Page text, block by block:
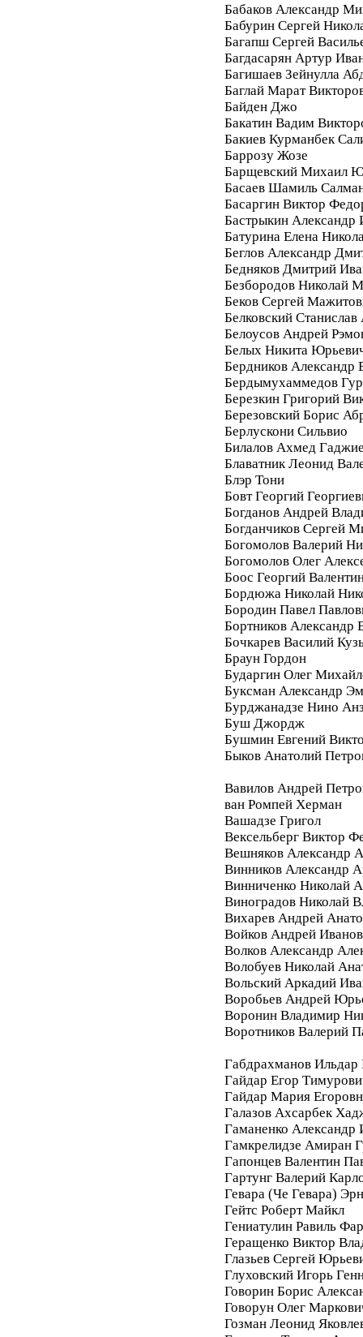
Бабаков Александр
Бабурин Сергей
Багапш Сергей
Багдасарян Артур
Багишаев Зейнулла
Баглай Марат
Байден Джо
Бакатин Вадим
Бакиев Курманбек
Баррозу Жозе
Барщевский Михаил
Басаев Шамиль
Басаргин Виктор
Бастрыкин Александр
Батурина Елена
Беглов Александр
Бедняков Дмитрий
Безбородов Николай
Беков Сергей
Белковский
Белоусов Андрей
Белых Никита
Бердников Александр
Бердымухаммедов
Березкин Григорий
Березовский Борис
Берлускони Сильвио
Билалов Ахмед
Блаватник Леонид
Блэр Тони
Бовт Георгий
Богданов Андрей
Богданчиков Сергей
Богомолов Валерий
Богомолов Олег
Боос Георгий
Бордюжа Николай
Бородин Павел
Бортников Александр
Бочкарев Василий
Браун Гордон
Бударгин Олег
Буксман Александр
Бурджанадзе Нино
Буш Джордж
Бушмин Евгений
Быков Анатолий
Вавилов Андрей
ван Ромпей Херман
Вашадзе Григол
Вексельберг Виктор
Вешняков Александр
Винников Александр
Винниченко Николай
Виноградов Николай
Вихарев Андрей
Войков Андрей
Волков Александр
Волобуев Николай
Вольский Аркадий
Воробьев Андрей
Воронин Владимир
Воротников Валерий
Габдрахманов Ильдар
Гайдар Егор
Гайдар Мария
Галазов Ахсарбек
Гаманенко Александр
Гамкрелидзе Амиран
Гапонцев Валентин
Гартунг Валерий
Гевара (Че Гевара)
Гейтс Роберт Майкл
Гениатулин Равиль
Геращенко Виктор
Глазьев Сергей
Глуховский Игорь
Говорин Борис
Говорун Олег
Гозман Леонид